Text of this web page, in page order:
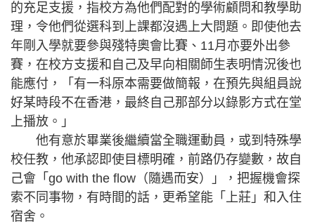
的充足支援，指校方為他們配對的學術顧問和教學助
理，令他們從選科到上課都沒遇上大問題。即使他去
年剛入學就要參與殘特奧會比賽、11月亦要外出參
賽，在校方支援和自己及早向相關師生表明情況後也
能應付，「有一科原本需要做簡報，在預先與組員說
好某時段不在香港，最終自己那部分以錄影方式在堂
上播放。」
他有意於畢業後繼續當全職運動員，或到特殊學
校任教，他承認即使目標明確，前路仍存變數，故自
己會「go with the flow（隨遇而安）」，把握機會探
索不同事物，有時間的話，更希望能「上莊」和入住
宿舍。